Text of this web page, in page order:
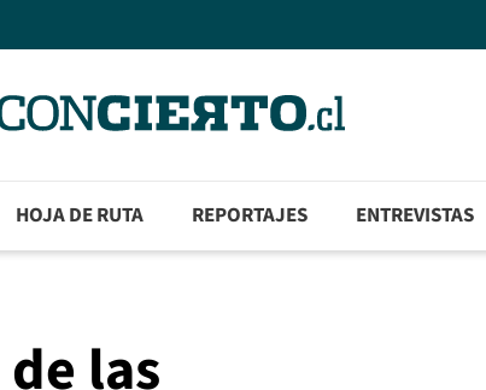
HOJA DE RUTA REPORTAJES ENTREVISTAS
las